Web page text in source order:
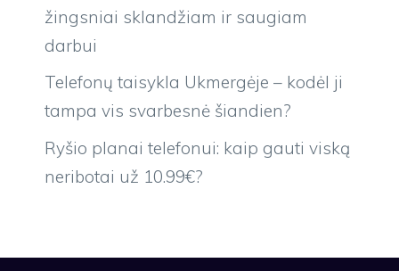
žingsniai sklandžiam ir saugiam
darbui
Telefonų taisykla Ukmergėje – kodėl ji
tampa vis svarbesnė šiandien?
Ryšio planai telefonui: kaip gauti viską
neribotai už 10.99€?